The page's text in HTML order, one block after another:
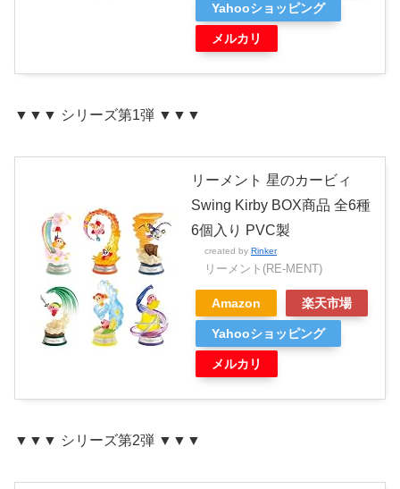
Yahooショッピング
メルカリ
▼▼▼ シリーズ第1弾 ▼▼▼
リーメント 星のカービィ
Swing Kirby BOX商品 全6種
6個入り PVC製
created by Rinker
リーメント(RE-MENT)
Amazon 楽天市場
Yahooショッピング
メルカリ
▼▼▼ シリーズ第2弾 ▼▼▼